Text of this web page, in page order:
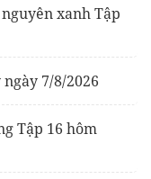
xanh Tập
7/8/2026
Tập 16 hôm